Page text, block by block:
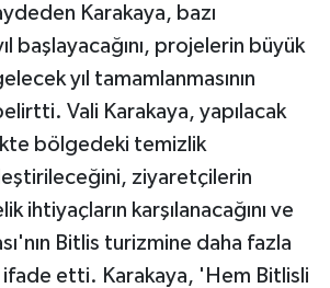
Karakaya, bazı
başlayacağını, projelerin büyük
yıl tamamlanmasının
Vali Karakaya, yapılacak
bölgedeki temizlik
ziyaretçilerin
ihtiyaçların karşılanacağını ve
Bitlis turizmine daha fazla
ifade etti. Karakaya, 'Hem Bitlisli